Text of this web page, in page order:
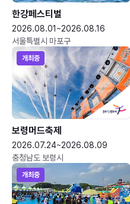
한강페스티벌
2026.08.01~2026.08.16
서울특별시 마포구
개최중
보령머드축제
2026.07.24~2026.08.09
충청남도 보령시
개최중